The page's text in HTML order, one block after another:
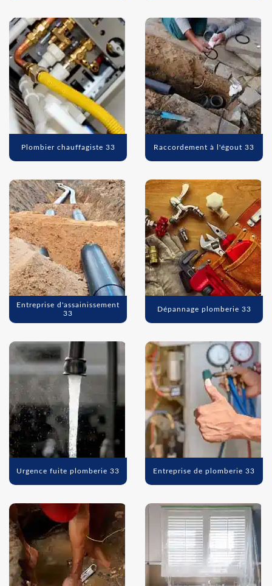
Plombier chauffagiste 33 Raccordement à l'égout 33
Entreprise d'assainissement
33
Dépannage plomberie 33
Urgence fuite plomberie 33 Entreprise de plomberie 33